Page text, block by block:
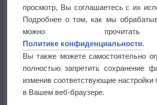
Космическая погода влияет на
Приложение построит маршрут
Атмосфера начала замерзать
В Приморье обнаружены
просмотр, Вы соглашаетесь с их
Подробнее о том, как мы
можно
Политике конфиденциальности.
Вы также можете самостоятельно
полностью запретить сохранение
изменив соответствующие настройки
в Вашем веб-браузере.